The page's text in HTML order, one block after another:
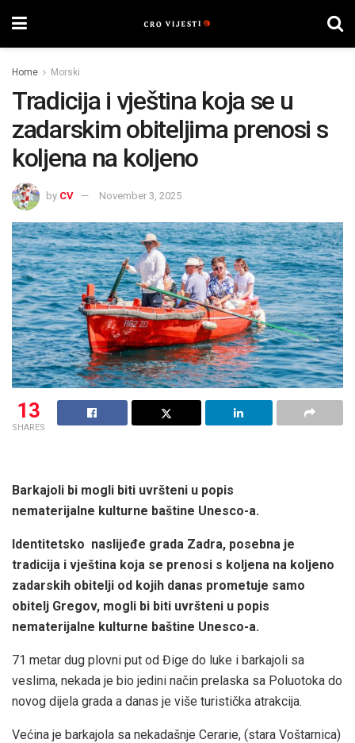
Home Morski
Tradicija i vještina koja se u
zadarskim obiteljima prenosi s
koljena na koljeno
by CV November 3, 2025
13
SHARES
Barkajoli bi mogli biti uvršteni u popis
nematerijalne kulturne baštine Unesco-a.
Identitetsko naslijeđe grada Zadra, posebna je
tradicija i vještina koja se prenosi s koljena na koljeno
zadarskih obitelji od kojih danas prometuje samo
obitelj Gregov, mogli bi biti uvršteni u popis
nematerijalne kulturne baštine Unesco-a.
71 metar dug plovni put od Đige do luke i barkajoli sa
veslima, nekada je bio jedini način prelaska sa Poluotoka do
novog dijela grada a danas je više turistička atrakcija.
Većina je barkajola sa nekadašnje Cerarie, (stara Voštarnica)